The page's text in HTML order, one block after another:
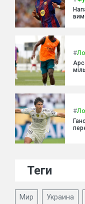
#
#
Теги
Мир Украина